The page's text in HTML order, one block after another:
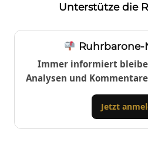
Unterstütze die
Ruhrbarone-
Immer informiert
Analysen und
Jetzt